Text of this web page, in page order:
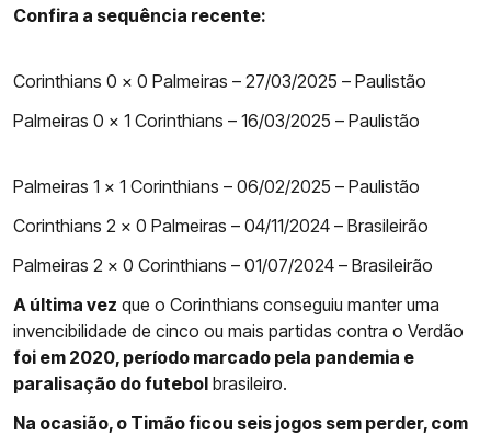
Confira a sequência recente:
Corinthians 0 x 0 Palmeiras – 27/03/2025 – Paulistão
Palmeiras 0 x 1 Corinthians – 16/03/2025 – Paulistão
Palmeiras 1 x 1 Corinthians – 06/02/2025 – Paulistão
Corinthians 2 x 0 Palmeiras – 04/11/2024 – Brasileirão
Palmeiras 2 x 0 Corinthians – 01/07/2024 – Brasileirão
A última vez que o Corinthians conseguiu manter uma
invencibilidade de cinco ou mais partidas contra o Verdão
foi em 2020, período marcado pela pandemia e
paralisação do futebol brasileiro.
Na ocasião, o Timão ficou seis jogos sem perder, com